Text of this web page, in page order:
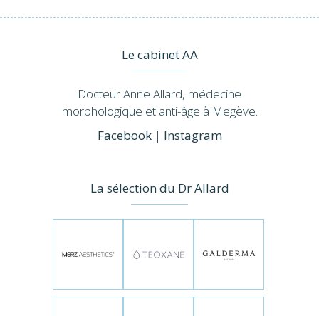
Le cabinet AA
Docteur Anne Allard, médecine
morphologique et anti-âge à Megève.
Facebook | Instagram
La sélection du Dr Allard